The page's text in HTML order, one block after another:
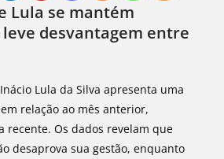
Lula se mantém
desvantagem entre
Lula da Silva apresenta uma
relação ao mês anterior,
recente. Os dados revelam que
desaprova sua gestão, enquanto